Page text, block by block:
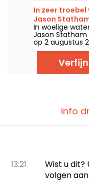
In zeer
Jason
HBO Max
In woelige
Jason
op 2 augustus
Info
13:21
Wist u dit?
volgen